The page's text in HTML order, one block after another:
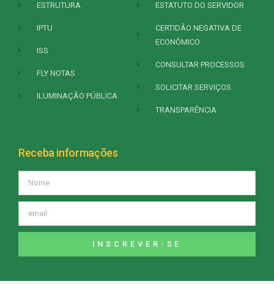
ESTRUTURA
IPTU
ISS
FLY NOTAS
ILUMINAÇÃO PÚBLICA
ESTATUTO DO SERVIDOR
CERTIDÃO NEGATIVA DE
ECONÔMICO
CONSULTAR PROCESSOS
SOLICITAR SERVIÇOS
TRANSPARÊNCIA
Receba informações
INSCREVER-SE